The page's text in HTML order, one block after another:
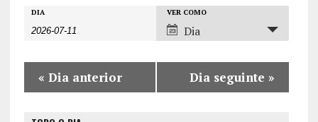
E
e
n
e
DIA
v
e
VER COMO
Dia
« Dia anterior Dia seguinte »